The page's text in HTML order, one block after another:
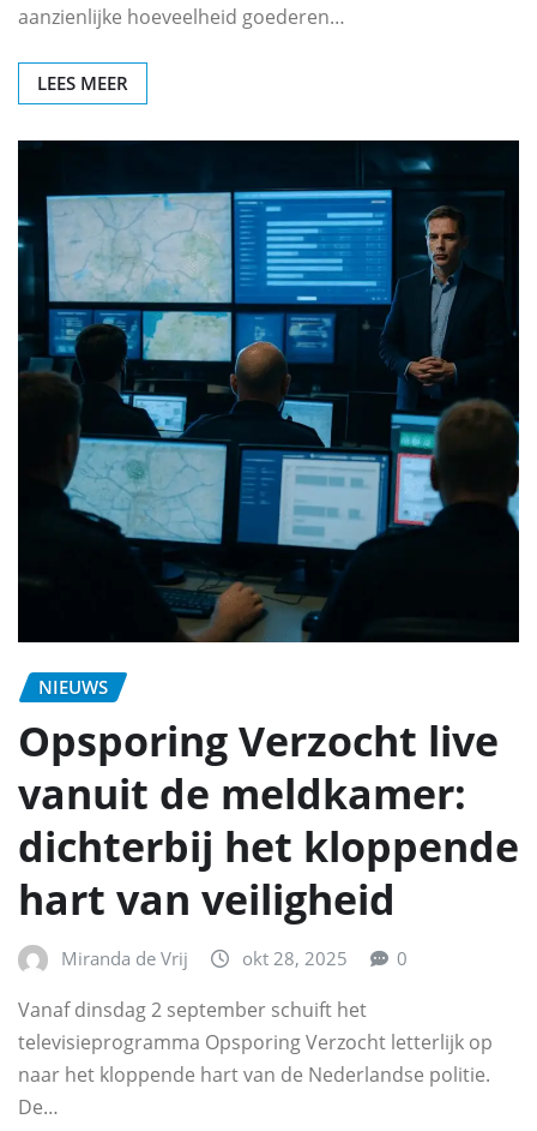
aanzienlijke hoeveelheid goederen…
LEES MEER
NIEUWS
Opsporing Verzocht live
vanuit de meldkamer:
dichterbij het kloppende
hart van veiligheid
Miranda de Vrij okt 28, 2025 0
Vanaf dinsdag 2 september schuift het
televisieprogramma Opsporing Verzocht letterlijk op
naar het kloppende hart van de Nederlandse politie.
De…